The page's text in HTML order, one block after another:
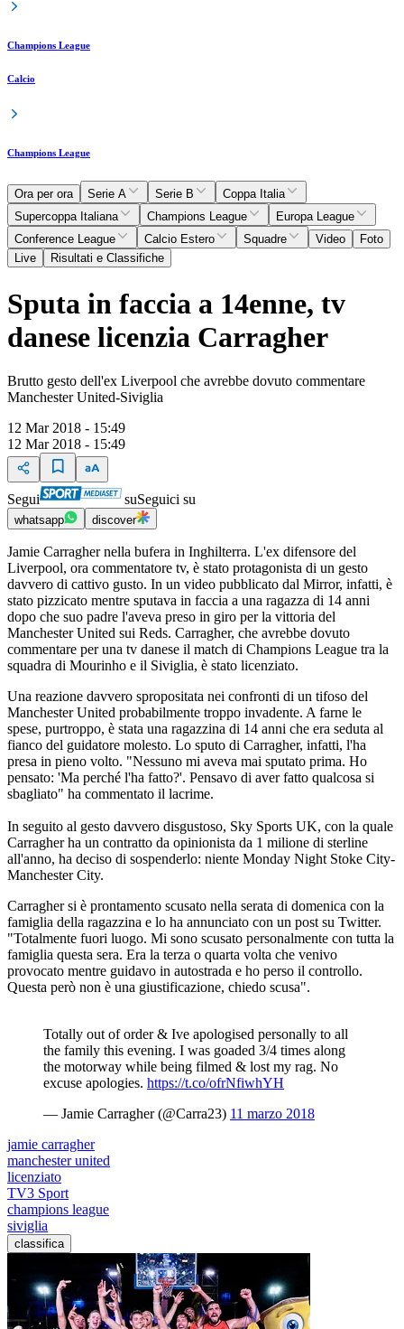
Champions League
Calcio
Champions League
Ora per ora Serie A Serie B
Coppa Italia
Supercoppa Italiana
Champions League
Europa League
Conference League
Calcio Estero Squadre Video
Foto
Live
Risultati e Classifiche
Sputa in faccia a 14enne, tv
danese licenzia Carragher
Brutto gesto dell'ex Liverpool che avrebbe dovuto commentare
Manchester United-Siviglia
12 Mar 2018 - 15:49
12 Mar 2018 - 15:49
Segui suSeguici su
whatsapp discover
Jamie Carragher nella bufera in Inghilterra. L'ex difensore del
Liverpool, ora commentatore tv, è stato protagonista di un gesto
davvero di cattivo gusto. In un video pubblicato dal Mirror, infatti, è
stato pizzicato mentre sputava in faccia a una ragazza di 14 anni
dopo che suo padre l'aveva preso in giro per la vittoria del
Manchester United sui Reds. Carragher, che avrebbe dovuto
commentare per una tv danese il match di Champions League tra la
squadra di Mourinho e il Siviglia, è stato licenziato.
Una reazione davvero spropositata nei confronti di un tifoso del
Manchester United probabilmente troppo invadente. A farne le
spese, purtroppo, è stata una ragazzina di 14 anni che era seduta al
fianco del guidatore molesto. Lo sputo di Carragher, infatti, l'ha
presa in pieno volto. "Nessuno mi aveva mai sputato prima. Ho
pensato: 'Ma perché l'ha fatto?'. Pensavo di aver fatto qualcosa si
sbagliato" ha commentato il lacrime.
In seguito al gesto davvero disgustoso, Sky Sports UK, con la quale
Carragher ha un contratto da opinionista da 1 milione di sterline
all'anno, ha deciso di sospenderlo: niente Monday Night Stoke City-
Manchester City.
Carragher si è prontamento scusato nella serata di domenica con la
famiglia della ragazzina e lo ha annunciato con un post su Twitter.
"Totalmente fuori luogo. Mi sono scusato personalmente con tutta la
famiglia questa sera. Era la terza o quarta volta che venivo
provocato mentre guidavo in autostrada e ho perso il controllo.
Questa però non è una giustificazione, chiedo scusa".
Totally out of order & Ive apologised personally to all
the family this evening. I was goaded 3/4 times along
the motorway while being filmed & lost my rag. No
excuse apologies. https://t.co/ofrNfiwhYH
— Jamie Carragher (@Carra23) 11 marzo 2018
jamie carragher
manchester united
licenziato
TV3 Sport
champions league
siviglia
classifica